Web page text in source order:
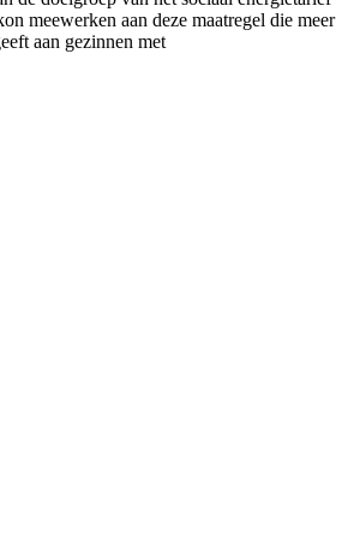
meewerken aan deze maatregel die meer
aan gezinnen met